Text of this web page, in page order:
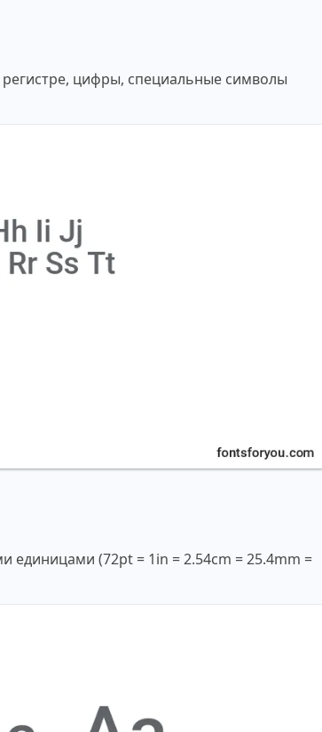
цифры, специальные символы
(72pt = 1in = 2.54cm = 25.4mm =